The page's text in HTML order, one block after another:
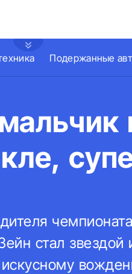
Подержанные
стал звездой